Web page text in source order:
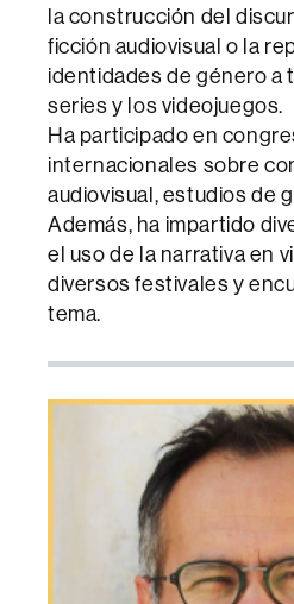
la construcción del
ficción audiovisual o la
identidades de género a
series y los videojuegos.
Ha participado en
internacionales sobre
audiovisual, estudios de
Además, ha impartido
el uso de la narrativa en
diversos festivales y
tema.